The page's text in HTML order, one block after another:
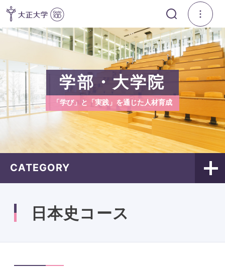
学部・大学院
「学び」と「実践」を通じた人材育成
CATEGORY
日本史コース